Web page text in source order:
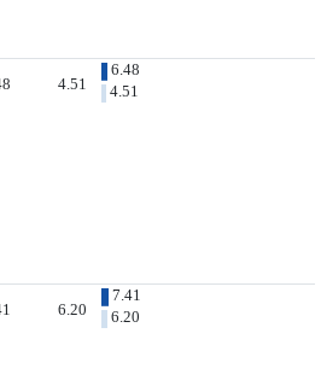
4.51
6.48
4.51
6.20
7.41
6.20